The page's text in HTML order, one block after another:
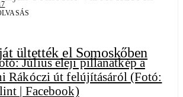
ültették el Somoskőben